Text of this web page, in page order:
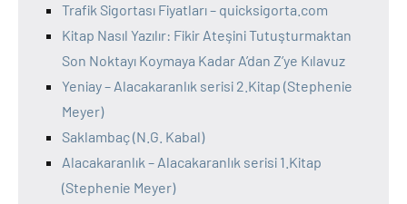
Trafik Sigortası Fiyatları – quicksigorta.com
Kitap Nasıl Yazılır: Fikir Ateşini Tutuşturmaktan
Son Noktayı Koymaya Kadar A’dan Z’ye Kılavuz
Yeniay – Alacakaranlık serisi 2.Kitap (Stephenie
Meyer)
Saklambaç (N.G. Kabal)
Alacakaranlık – Alacakaranlık serisi 1.Kitap
(Stephenie Meyer)